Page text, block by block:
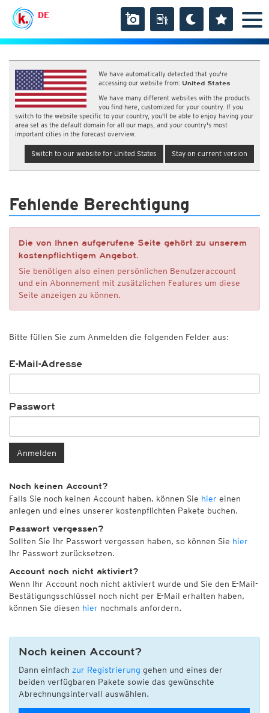
DE
We have automatically detected that you're
accessing our website from: United States
We have many different websites with the products
you find here, customized for your country. If you
switch to the website specific to your country, you'll be able to enjoy having your
area set as the default domain for all our maps, and your country's most
important cities in the forecast overview.
Switch to our website for United States Stay on current version
Fehlende Berechtigung
Die von Ihnen aufgerufene Seite gehört zu unserem
kostenpflichtigem Angebot.
Sie benötigen also einen persönlichen Benutzeraccount
und ein Abonnement mit zusätzlichen Features um diese
Seite anzeigen zu können.
Bitte füllen Sie zum Anmelden die folgenden Felder aus:
E-Mail-Adresse
Passwort
Anmelden
Noch keinen Account?
Falls Sie noch keinen Account haben, können Sie hier einen
anlegen und eines unserer kostenpflichten Pakete buchen.
Passwort vergessen?
Sollten Sie Ihr Passwort vergessen haben, so können Sie hier
Ihr Passwort zurücksetzen.
Account noch nicht aktiviert?
Wenn Ihr Account noch nicht aktiviert wurde und Sie den E-Mail-
Bestätigungsschlüssel noch nicht per E-Mail erhalten haben,
können Sie diesen hier nochmals anfordern.
Noch keinen Account?
Dann einfach zur Registrierung gehen und eines der
beiden verfügbaren Pakete sowie das gewünschte
Abrechnungsintervall auswählen.